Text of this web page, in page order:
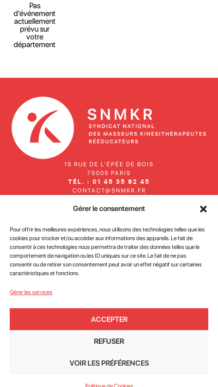
Gérer le consentement
Pour offrir les meilleures expériences, nous utilisons des technologies telles que les
cookies pour stocker et/ou accéder aux informations des appareils. Le fait de
consentir à ces technologies nous permettra de traiter des données telles que le
comportement de navigation ou les ID uniques sur ce site. Le fait de ne pas
consentir ou de retirer son consentement peut avoir un effet négatif sur certaines
caractéristiques et fonctions.
Gérer les services
ACCEPTER
REFUSER
VOIR LES PRÉFÉRENCES
Pas
d'événement
actuellement
prévu sur
votre
département
15 RUE DE L'ÉPÉE DE BOIS
75005 PARIS
TÉL. : 01 45 35 82 45
CONTACT@SNMKR.FR
J'accepte la
Mentions légales et politique de confidentialité Conditions Générales de Vente
Conception : Linov Agence Web